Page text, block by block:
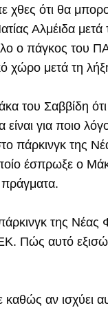
χθες ότι θα
Αλμέιδα
ο πάγκος του
χώρο μετά τη
του Σαββίδη
για ποιο
πάρκινγκ της
έσπρωξε ο
πράγματα.
της Νέας
Πώς αυτό
αν ισχύει